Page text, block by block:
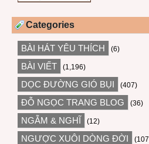
Categories
BÀI HÁT YÊU THÍCH (6)
BÀI VIẾT (1,196)
DỌC ĐƯỜNG GIÓ BỤI (407)
ĐỖ NGỌC TRANG BLOG (36)
NGẪM & NGHĨ (12)
NGƯỢC XUÔI DÒNG ĐỜI